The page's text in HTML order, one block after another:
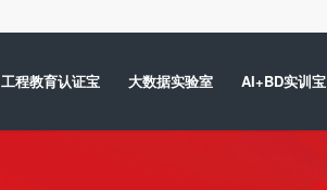
工程教育认证宝 大数据实验室 AI+BD实训宝